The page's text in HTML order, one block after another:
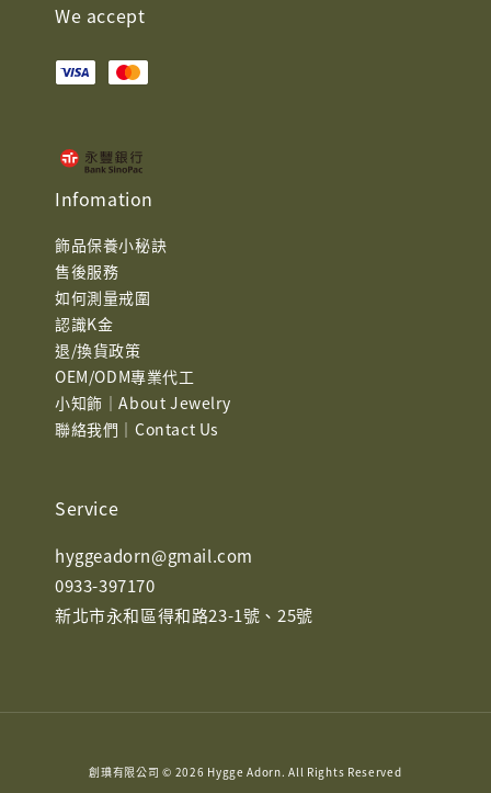
We accept
Infomation
飾品保養小秘訣
售後服務
如何測量戒圍
認識K金
退/換貨政策
OEM/ODM專業代工
小知飾｜About Jewelry
聯絡我們｜Contact Us
Service
hyggeadorn@gmail.com
0933-397170
新北市永和區得和路23-1號、25號
創琠有限公司 © 2026 Hygge Adorn. All Rights Reserved